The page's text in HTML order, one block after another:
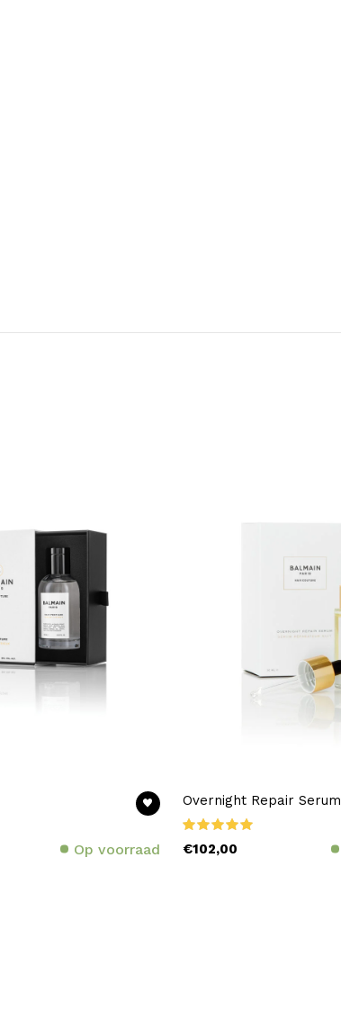
Op voorraad
Overnight Repair Serum
€102,00